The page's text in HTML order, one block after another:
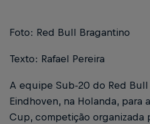
Foto: Red Bull Bragantino
Texto: Rafael Pereira
A equipe Sub-20 do Red
Eindhoven, na Holanda, para
Cup, competição organizada